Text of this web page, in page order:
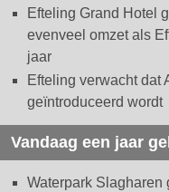
Efteling Grand Hotel
evenveel omzet als
jaar
Efteling verwacht dat
geïntroduceerd wordt
Vandaag een jaar
Waterpark Slagharen